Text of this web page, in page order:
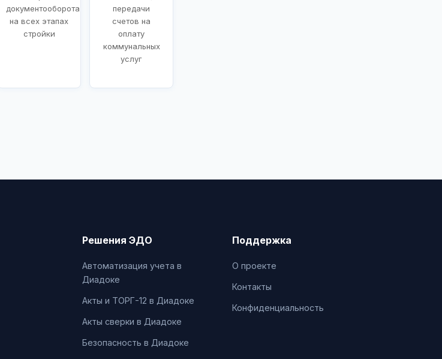
документооборота
на всех этапах
стройки
передачи
счетов на
оплату
коммунальных
услуг
Решения ЭДО
Автоматизация учета в
Диадоке
Акты и ТОРГ-12 в Диадоке
Акты сверки в Диадоке
Безопасность в Диадоке
Поддержка
О проекте
Контакты
Конфиденциальность